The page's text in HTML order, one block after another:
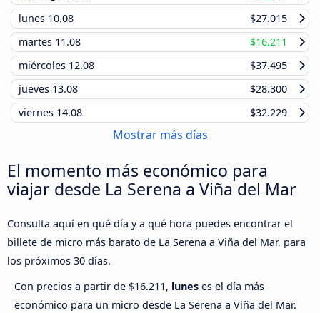
lunes 10.08
$27.015
martes 11.08
$16.211
miércoles 12.08
$37.495
jueves 13.08
$28.300
viernes 14.08 $32.229
Mostrar más días
El momento más económico para
viajar desde La Serena a Viña del Mar
Consulta aquí en qué día y a qué hora puedes encontrar el
billete de micro más barato de La Serena a Viña del Mar, para
los próximos 30 días.
Con precios a partir de $16.211, lunes es el día más
económico para un micro desde La Serena a Viña del Mar.